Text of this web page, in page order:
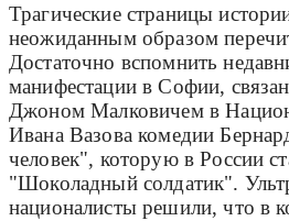
Трагические страницы
неожиданным образом
Достаточно вспомнить
манифестации в Софии,
Джоном Малковичем в
Ивана Вазова комедии
человек", которую в России
"Шоколадный солдатик".
националисты решили, что в